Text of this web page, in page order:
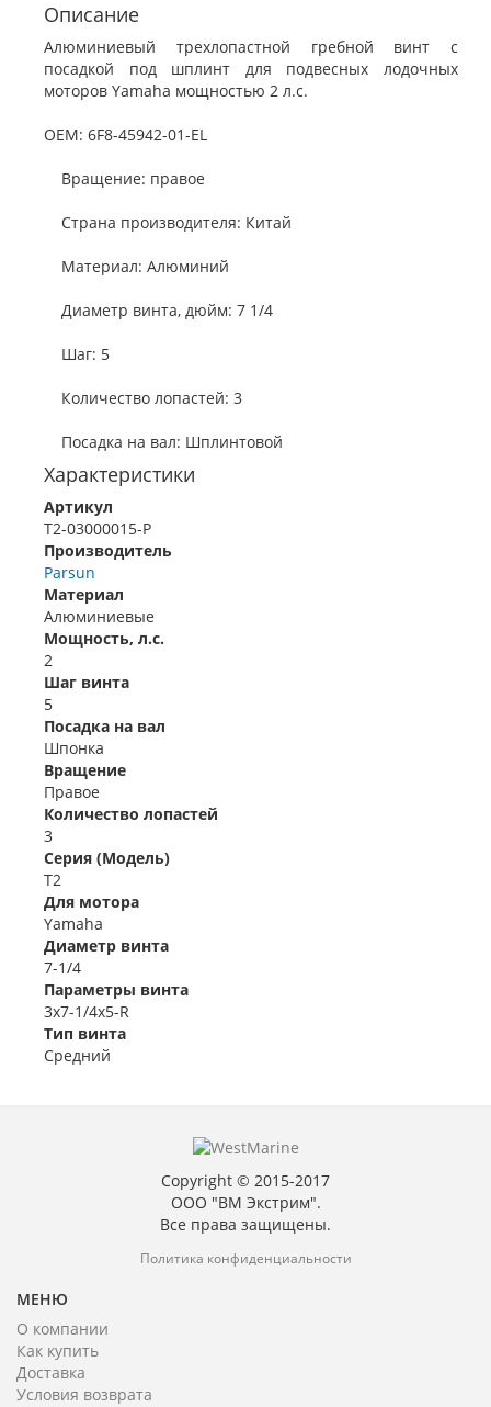
Описание
Алюминиевый трехлопастной гребной винт с
посадкой под шплинт для подвесных лодочных
моторов Yamaha мощностью 2 л.с.
OEM: 6F8-45942-01-EL
Вращение: правое
Страна производителя: Китай
Материал: Алюминий
Диаметр винта, дюйм: 7 1/4
Шаг: 5
Количество лопастей: 3
Посадка на вал: Шплинтовой
Характеристики
Артикул
T2-03000015-P
Производитель
Parsun
Материал
Алюминиевые
Мощность, л.с.
2
Шаг винта
5
Посадка на вал
Шпонка
Вращение
Правое
Количество лопастей
3
Серия (Модель)
T2
Для мотора
Yamaha
Диаметр винта
7-1/4
Параметры винта
3x7-1/4x5-R
Тип винта
Средний
Copyright © 2015-2017
ООО "ВМ Экстрим".
Все права защищены.
Политика конфиденциальности
МЕНЮ
О компании
Как купить
Доставка
Условия возврата